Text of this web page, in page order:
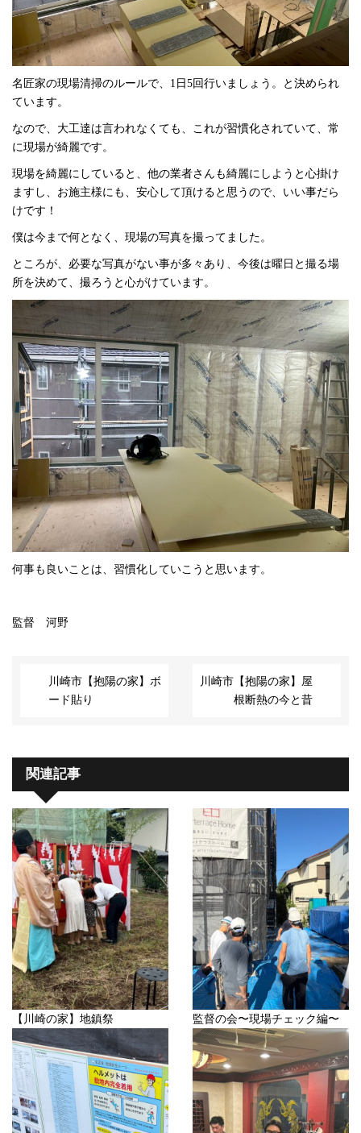
名匠家の現場清掃のルールで、1日5回行いましょう。と決められ
ています。
なので、大工達は言われなくても、これが習慣化されていて、常
に現場が綺麗です。
現場を綺麗にしていると、他の業者さんも綺麗にしようと心掛け
ますし、お施主様にも、安心して頂けると思うので、いい事だら
けです！
僕は今まで何となく、現場の写真を撮ってました。
ところが、必要な写真がない事が多々あり、今後は曜日と撮る場
所を決めて、撮ろうと心がけています。
何事も良いことは、習慣化していこうと思います。
監督 河野
川崎市【抱陽の家】ボ
ード貼り
川崎市【抱陽の家】屋
根断熱の今と昔
関連記事
【川崎の家】地鎮祭 監督の会〜現場チェック編〜